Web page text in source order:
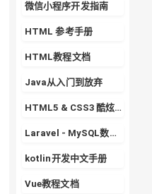
微信小程序开发指南
HTML 参考手册
HTML教程文档
Java从入门到放弃
HTML5 & CSS3 酷炫实战专栏
Laravel - MySQL数据库的使用详解
kotlin开发中文手册
Vue教程文档